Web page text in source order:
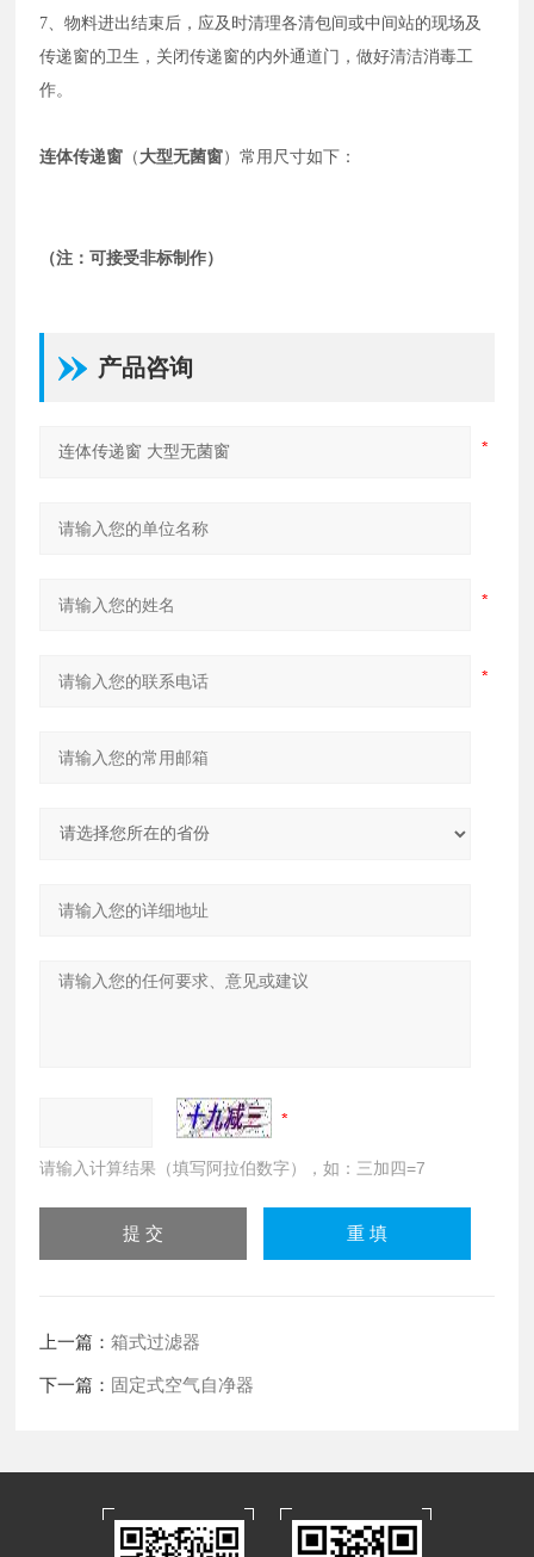
7、物料进出结束后，应及时清理各清包间或中间站的现场及
传递窗的卫生，关闭传递窗的内外通道门，做好清洁消毒工
作。
连体传递窗 （ 大型无菌窗）常用尺寸如下：
（注：可接受非标制作）
产品咨询
请输入计算结果（填写阿拉伯数字），如：三加四=7
上一篇：箱式过滤器
下一篇： 固定式空气自净器